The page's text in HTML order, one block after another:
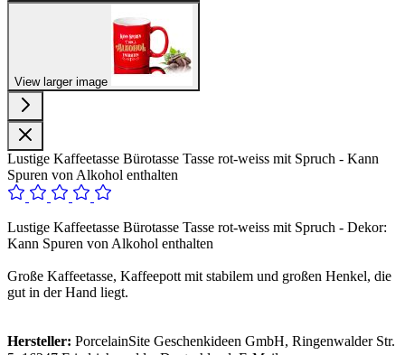
View larger image
Lustige Kaffeetasse Bürotasse Tasse rot-weiss mit Spruch - Kann
Spuren von Alkohol enthalten
Lustige Kaffeetasse Bürotasse Tasse rot-weiss mit Spruch - Dekor:
Kann Spuren von Alkohol enthalten
Große Kaffeetasse, Kaffeepott mit stabilem und großen Henkel, die
gut in der Hand liegt.
Hersteller: PorcelainSite Geschenkideen GmbH, Ringenwalder Str.